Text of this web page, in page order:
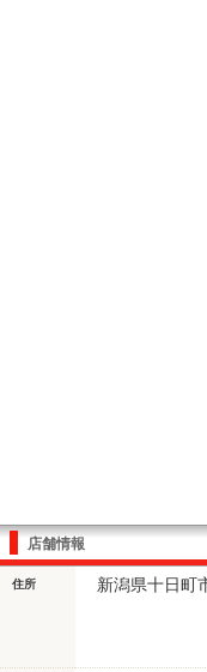
店舗情報
住所 新潟県十日町